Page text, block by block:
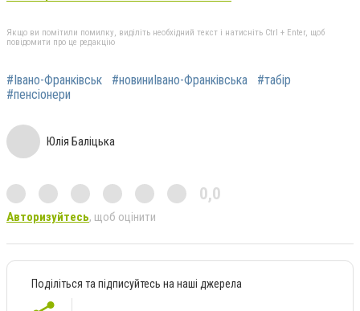
Якщо ви помітили помилку, виділіть необхідний текст і натисніть Ctrl + Enter, щоб
повідомити про це редакцію
#Івано-Франківськ #новиниІвано-Франківська
#табір
#пенсіонери
Юлія Баліцька
0,0
Авторизуйтесь, щоб оцінити
Поділіться та підписуйтесь на наші джерела